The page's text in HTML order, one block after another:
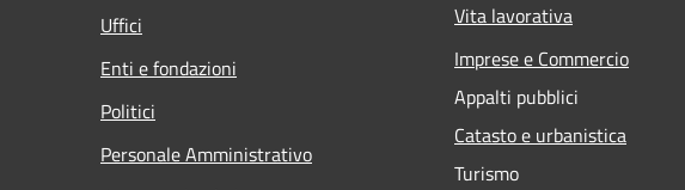
Uffici
Enti e fondazioni
Politici
Personale Amministrativo
Vita lavorativa
Imprese e Commercio
Appalti pubblici
Catasto e urbanistica
Turismo